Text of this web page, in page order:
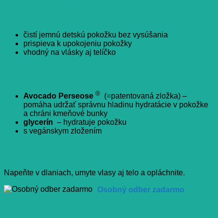
čistí jemnú detskú pokožku bez vysúšania
prispieva k upokojeniu pokožky
vhodný na vlásky aj telíčko
Avocado Perseose ® (=patentovaná zložka) –
pomáha udržať správnu hladinu hydratácie v pokožke
a chráni kmeňové bunky
glycerín – hydratuje pokožku
s vegánskym zložením
Napeňte v dlaniach, umyte vlasy aj telo a opláchnite.
Osobný odber zadarmo